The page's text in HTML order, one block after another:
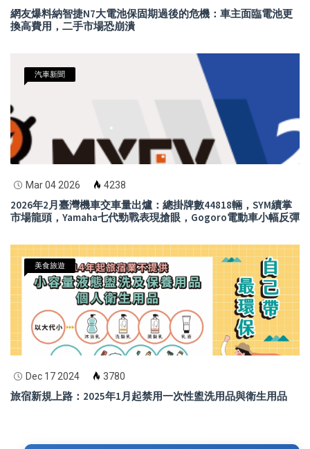
網友爆料納智捷N7大電池保固期過後的危機：車主面臨電池更
換高費用，二手市場恐崩潰
汽車新聞
Mar 04 2026 4238
2026年2月臺灣機車交車量出爐：總掛牌數44818輛，SYM續掌
市場龍頭，Yamaha七代勁戰表現搶眼，Gogoro電動車小幅反彈
美食旅遊
Dec 17 2024 3780
旅宿新規上路：2025年1月起禁用一次性盥洗用品與衛生用品